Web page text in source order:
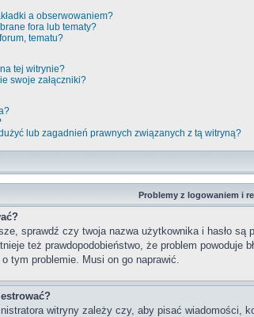
a obserwowaniem?
fora lub tematy?
tematu?
tej witrynie?
swoje załączniki?
lub zagadnień prawnych związanych z tą witryną?
Problemy z logowaniem i
sprawdź czy twoja nazwa użytkownika i hasło są
też prawdopodobieństwo, że problem powoduje
tym problemie. Musi on go naprawić.
witryny zależy czy, aby pisać wiadomości,